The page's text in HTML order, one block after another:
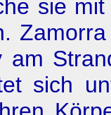
sie
am
sich